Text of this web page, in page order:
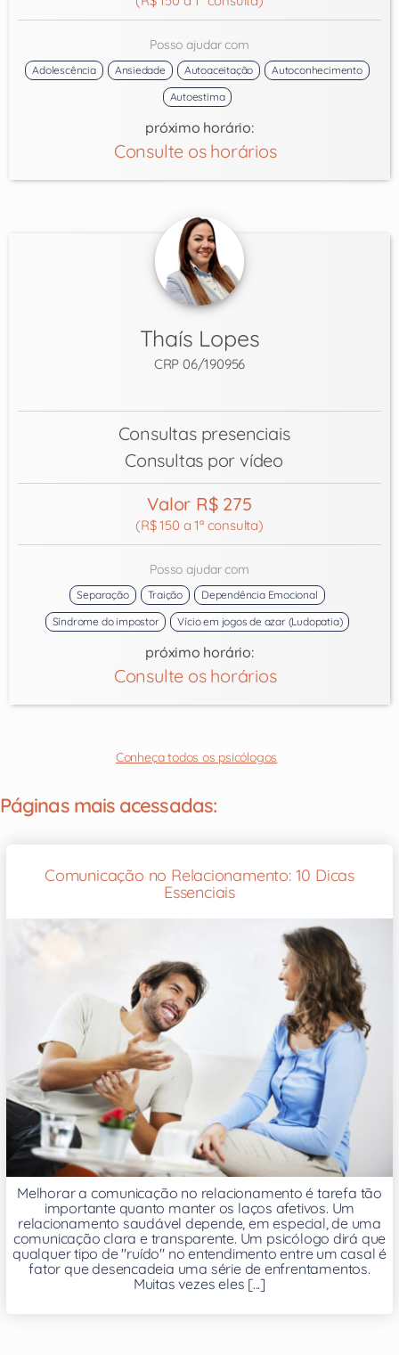
Posso ajudar com
Adolescência Ansiedade Autoaceitação
Autoconhecimento
Autoestima
próximo horário:
Consulte os horários
Thaís Lopes
CRP 06/190956
Consultas presenciais
Consultas por vídeo
Valor R$ 275
(R$ 150 a 1ª consulta)
Posso ajudar com
Separação Traição
Dependência Emocional
Síndrome do impostor
Vício em jogos de azar (Ludopatia)
próximo horário:
Consulte os horários
Conheça todos os psicólogos
Páginas mais acessadas:
Comunicação no Relacionamento: 10 Dicas
Essenciais
Melhorar a comunicação no relacionamento é tarefa tão
importante quanto manter os laços afetivos. Um
relacionamento saudável depende, em especial, de uma
comunicação clara e transparente. Um psicólogo dirá que
qualquer tipo de "ruído" no entendimento entre um casal é
fator que desencadeia uma série de enfrentamentos.
Muitas vezes eles [...]